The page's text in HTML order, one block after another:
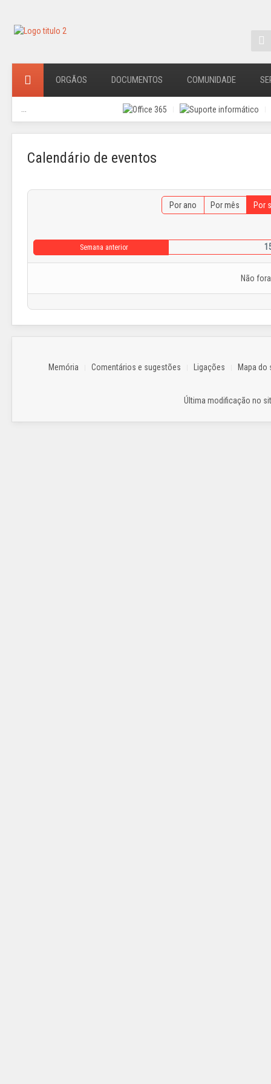
ORGÃOS DOCUMENTOS COMUNIDADE
Calendário de eventos
Por ano Por mês Por
Semana anterior
Não
Memória Comentários e sugestões Ligações Mapa do
Última modificação no